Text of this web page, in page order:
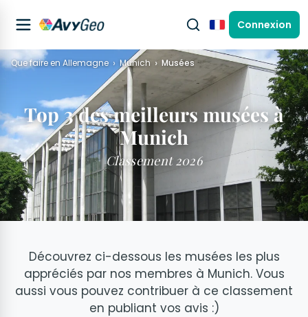
FrançaisConnexion
Que faire en Allemagne Munich Musées
Top 3 des meilleurs musées à
Munich
Classement 2026
Découvrez ci-dessous les musées les plus
appréciés par nos membres à Munich. Vous
aussi vous pouvez contribuer à ce classement
en publiant vos avis :)